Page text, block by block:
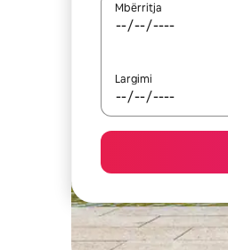
Mbërritja
Largimi